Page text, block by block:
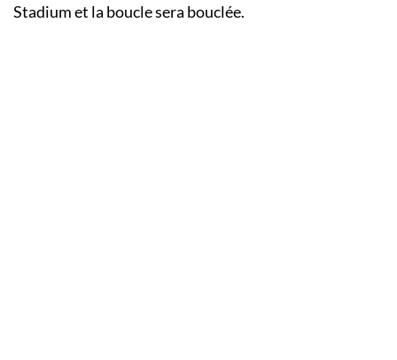
Stadium et la boucle sera bouclée.